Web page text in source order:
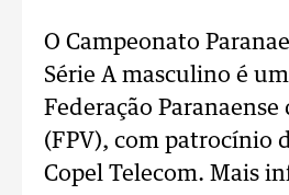
O Campeonato
Série A masculino é
Federação
(FPV), com patrocínio
Copel Telecom. Mais